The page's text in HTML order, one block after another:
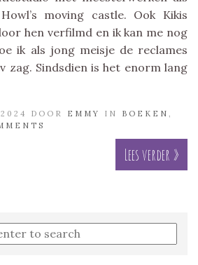
moving castle. Ook Kikis
hen verfilmd en ik kan me nog
ik als jong meisje de reclames
zag. Sindsdien is het enorm lang
DOOR EMMY IN BOEKEN
Lees verder »